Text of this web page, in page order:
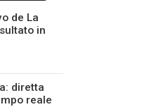
de La
in
diretta
reale